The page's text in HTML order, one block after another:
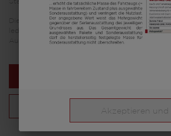
Die in diesem Fahrzeugkonfigurator
lediglich Illustrationszwecken. Sie können von
Ausstattungsvarianten stammen und
Akzeptieren und